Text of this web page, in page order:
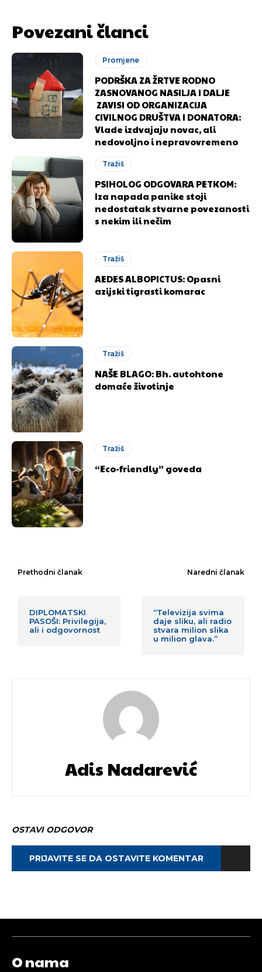
Povezani članci
Promjene
PODRŠKA ZA ŽRTVE RODNO
ZASNOVANOG NASILJA I DALJE
ZAVISI OD ORGANIZACIJA
CIVILNOG DRUŠTVA I DONATORA:
Vlade izdvajaju novac, ali
nedovoljno i nepravovremeno
Tražiš
PSIHOLOG ODGOVARA PETKOM:
Iza napada panike stoji
nedostatak stvarne povezanosti
s nekim ili nečim
Tražiš
AEDES ALBOPICTUS: Opasni
azijski tigrasti komarac
Tražiš
NAŠE BLAGO: Bh. autohtone
domaće životinje
Tražiš
“Eco-friendly” goveda
Prethodni članak
DIPLOMATSKI
PASOŠI: Privilegija,
ali i odgovornost
Naredni članak
“Televizija svima
daje sliku, ali radio
stvara milion slika
u milion glava.”
Adis Nadarević
OSTAVI ODGOVOR
PRIJAVITE SE DA OSTAVITE KOMENTAR
O nama